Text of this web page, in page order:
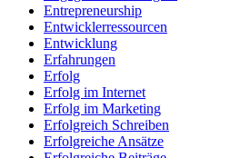
Entrepreneurship
Entwicklerressourcen
Entwicklung
Erfahrungen
Erfolg
Erfolg im Internet
Erfolg im Marketing
Erfolgreich Schreiben
Erfolgreiche Ansätze